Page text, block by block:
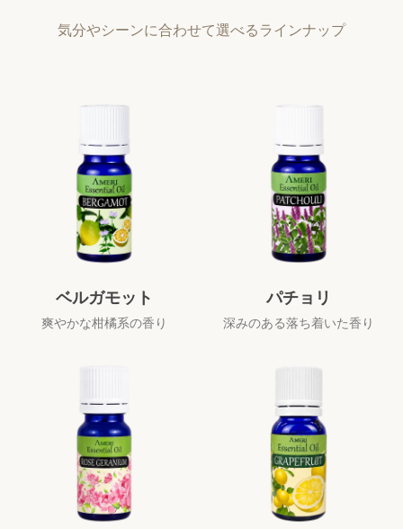
気分やシーンに合わせて選べるラインナップ
ベルガモット
爽やかな柑橘系の香り
パチョリ
深みのある落ち着いた香り